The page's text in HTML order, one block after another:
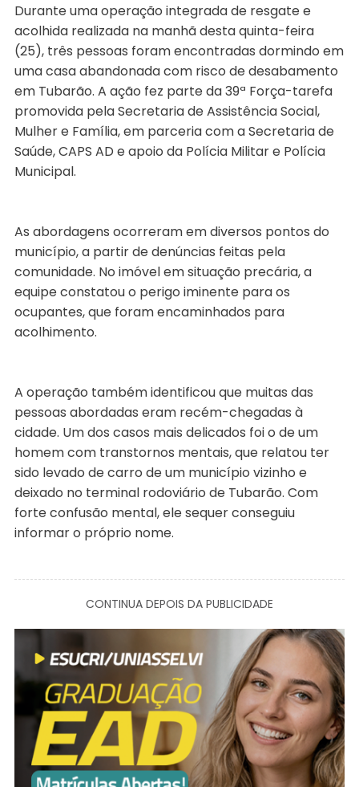
Durante uma operação integrada de resgate e
acolhida realizada na manhã desta quinta-feira
(25), três pessoas foram encontradas dormindo em
uma casa abandonada com risco de desabamento
em Tubarão. A ação fez parte da 39ª Força-tarefa
promovida pela Secretaria de Assistência Social,
Mulher e Família, em parceria com a Secretaria de
Saúde, CAPS AD e apoio da Polícia Militar e Polícia
Municipal.
As abordagens ocorreram em diversos pontos do
município, a partir de denúncias feitas pela
comunidade. No imóvel em situação precária, a
equipe constatou o perigo iminente para os
ocupantes, que foram encaminhados para
acolhimento.
A operação também identificou que muitas das
pessoas abordadas eram recém-chegadas à
cidade. Um dos casos mais delicados foi o de um
homem com transtornos mentais, que relatou ter
sido levado de carro de um município vizinho e
deixado no terminal rodoviário de Tubarão. Com
forte confusão mental, ele sequer conseguiu
informar o próprio nome.
CONTINUA DEPOIS DA PUBLICIDADE